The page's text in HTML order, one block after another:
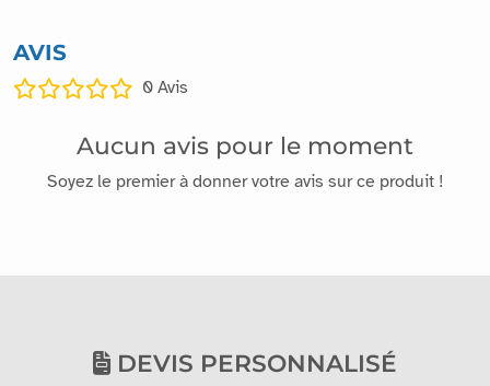
AVIS
0 Avis
Aucun avis pour le moment
Soyez le premier à donner votre avis sur ce produit !
DEVIS PERSONNALISÉ